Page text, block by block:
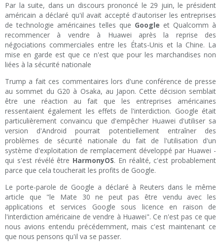
Par la suite, dans un discours prononcé le 29 juin, le président
américain a déclaré qu'il avait accepté d'autoriser les entreprises
de technologie américaines telles que Google et Qualcomm à
recommencer à vendre à Huawei après la reprise des
négociations commerciales entre les États-Unis et la Chine. La
mise en garde est que ce n'est que pour les marchandises non
liées à la sécurité nationale
Trump a fait ces commentaires lors d'une conférence de presse
au sommet du G20 à Osaka, au Japon. Cette décision semblait
être une réaction au fait que les entreprises américaines
ressentaient également les effets de l'interdiction. Google était
particulièrement convaincu que d'empêcher Huawei d'utiliser sa
version d'Android pourrait potentiellement entraîner des
problèmes de sécurité nationale du fait de l'utilisation d'un
système d'exploitation de remplacement développé par Huawei -
qui s'est révélé être HarmonyOS. En réalité, c'est probablement
parce que cela toucherait les profits de Google.
Le porte-parole de Google a déclaré à Reuters dans le même
article que "le Mate 30 ne peut pas être vendu avec les
applications et services Google sous licence en raison de
l'interdiction américaine de vendre à Huawei". Ce n'est pas ce que
nous avions entendu précédemment, mais c'est maintenant ce
que nous pensons qu'il va se passer.